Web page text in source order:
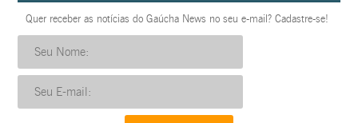
Quer receber as notícias do Gaúcha News no seu e-mail? Cadastre-se!